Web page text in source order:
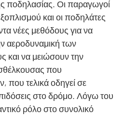
ποδηλασίας. Οι παραγωγοί
και οι ποδηλάτες
νέες μεθόδους για να
αεροδυναμική των
και να μειώσουν την
που
που τελικά οδηγεί σε
στο δρόμο. Λόγω του
ρόλο στο συνολικό